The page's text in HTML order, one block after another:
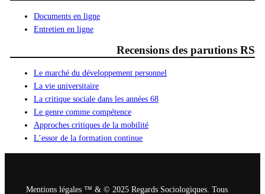
Documents en ligne
Entretien en ligne
Recensions des parutions RS
Le marché du développement personnel
La vie universitaire
La critique sociale dans les années 68
Le genre comme compétence
Approches critiques de la mobilité
L’essor de la formation continue
Mentions légales ™ & © 2025 Regards Sociologiques. Tous